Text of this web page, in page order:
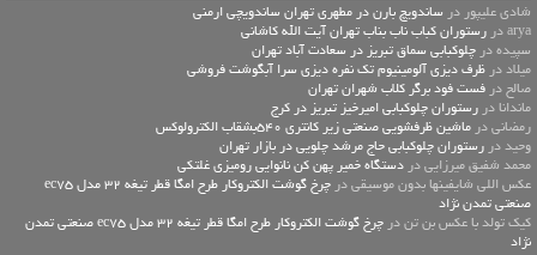
شادی علیپور در ساندویچ بارن در مطهری تهران ساندویچی ارمنی
arya در
رستوران کباب ناب بناب تهران آیت الله کاشانی
سپیده در چلوکبابی سماق تبریز در سعادت آباد تهران
میلاد در ظرف دیزی آلومینیوم تک نفره دیزی سرا آبگوشت فروشی
صالح در فست فود برگر کلاب شهران تهران
ماندانا در رستوران چلوکبابی امیرخیز تبریز در کرج
رمضانی در ماشین ظرفشویی صنعتی زیر کانتری 540بشقاب الکترولوکس
وحید در رستوران چلوکبابی حاج مرشد چلویی در بازار تهران
محمد شفیق میرزایی در دستگاه خمیر پهن کن نانوایی رومیزی غلتکی
عكس اللي شايفينها بدون موسيقى در
چرخ گوشت الکتروکار طرح امگا قطر تیغه 32 مدل ec75
صنعتی تمدن نژاد
کیک تولد با عکس بن تن در
چرخ گوشت الکتروکار طرح امگا قطر تیغه 32 مدل ec75 صنعتی تمدن
نژاد